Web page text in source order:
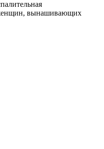
вынашивающих